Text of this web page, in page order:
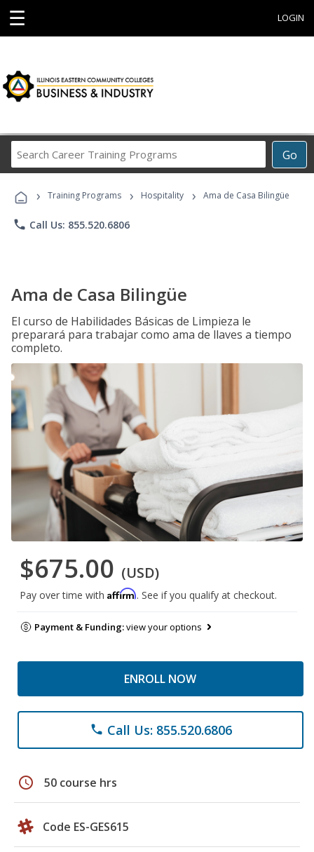
☰ LOGIN
Go
Career
Programs
› Training Programs › Hospitality › Ama de Casa Bilingüe
phone Call Us: 855.520.6806
Ama de Casa Bilingüe
El curso de Habilidades Básicas de Limpieza le
preparará para trabajar como ama de llaves a tiempo
completo.
$675.00 (USD)
Pay over time with Affirm. See if you qualify at checkout.
Payment & Funding:view your options
ENROLL NOW
phone Call Us: 855.520.6806
schedule 50 course hrs
Code ES-GES615